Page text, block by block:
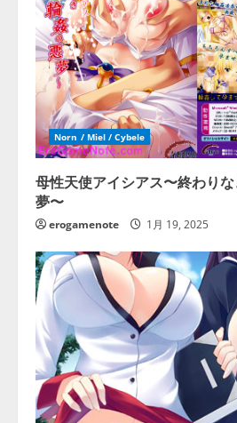
Norn / Miel / Cybele
母性天使アイシアス〜終わり
夢〜
erogamenote 1月 19, 2025